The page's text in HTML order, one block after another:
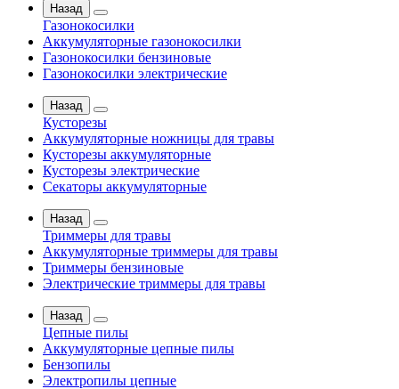
Назад
Газонокосилки
Аккумуляторные газонокосилки
Газонокосилки бензиновые
Газонокосилки электрические
Назад
Кусторезы
Аккумуляторные ножницы для травы
Кусторезы аккумуляторные
Кусторезы электрические
Секаторы аккумуляторные
Назад
Триммеры для травы
Аккумуляторные триммеры для травы
Триммеры бензиновые
Электрические триммеры для травы
Назад
Цепные пилы
Аккумуляторные цепные пилы
Бензопилы
Электропилы цепные